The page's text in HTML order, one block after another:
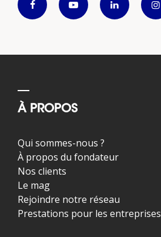
À PROPOS
Qui sommes-nous ?
À propos du fondateur
Nos clients
Le mag
Rejoindre notre réseau
Prestations pour les entreprises